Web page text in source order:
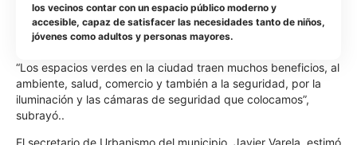
los vecinos contar con un espacio público moderno y
accesible, capaz de satisfacer las necesidades tanto de niños,
jóvenes como adultos y personas mayores.
“Los espacios verdes en la ciudad traen muchos beneficios, al
ambiente, salud, comercio y también a la seguridad, por la
iluminación y las cámaras de seguridad que colocamos”,
subrayó..